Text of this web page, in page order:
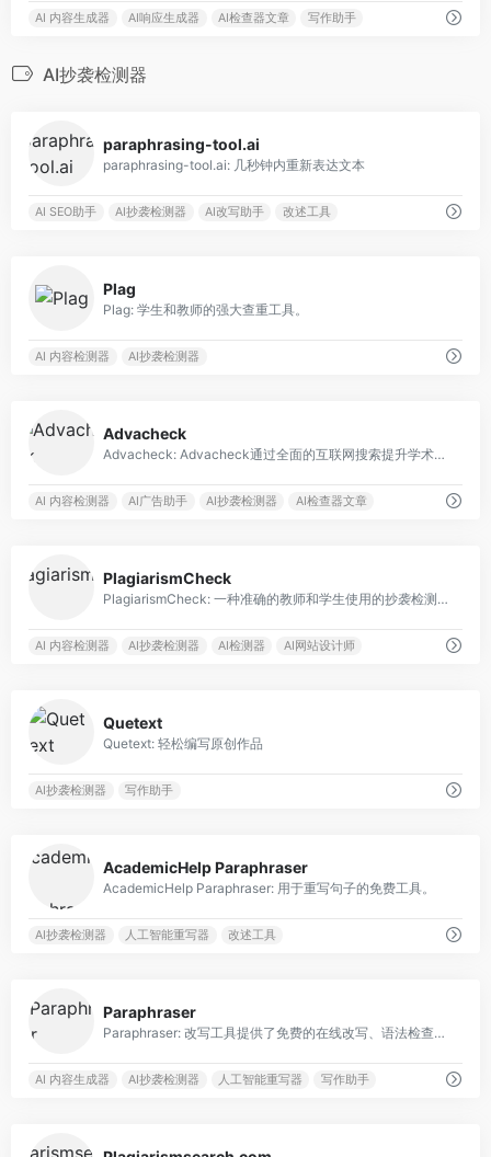
AI 内容生成器 AI响应生成器 AI检查器文章 写作助手
AI抄袭检测器
paraphrasing-tool.ai
paraphrasing-tool.ai: 几秒钟内重新表达文本
AI SEO助手 AI抄袭检测器 AI改写助手 改述工具
Plag
Plag: 学生和教师的强大查重工具。
AI 内容检测器 AI抄袭检测器
Advacheck
Advacheck: Advacheck通过全面的互联网搜索提升学术论文真实性。
AI 内容检测器 AI广告助手 AI抄袭检测器 AI检查器文章
PlagiarismCheck
PlagiarismCheck: 一种准确的教师和学生使用的抄袭检测器。
AI 内容检测器 AI抄袭检测器 AI检测器 AI网站设计师
Quetext
Quetext: 轻松编写原创作品
AI抄袭检测器 写作助手
AcademicHelp Paraphraser
AcademicHelp Paraphraser: 用于重写句子的免费工具。
AI抄袭检测器 人工智能重写器 改述工具
Paraphraser
Paraphraser: 改写工具提供了免费的在线改写、语法检查和消除抄袭功能，支持100多种语言。
AI 内容生成器 AI抄袭检测器 人工智能重写器 写作助手